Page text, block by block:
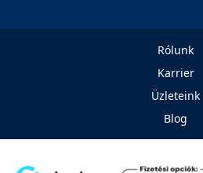
Rólunk
Karrier
Üzleteink
Blog